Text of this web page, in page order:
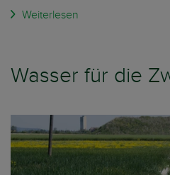
Weiterlesen
Wasser für die